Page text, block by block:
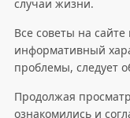
случаи жизни.
Все советы на
информативный
проблемы, следует
Продолжая
ознакомились и